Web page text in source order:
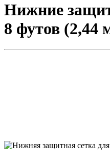
Нижние
8 футов (2,44